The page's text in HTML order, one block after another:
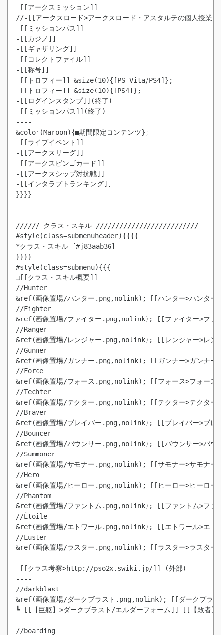
-[[アークスミッション]]
-[[ミッションパス]]
-[[カジノ]]
-[[ギャザリング]]
-[[コレクトファイル]]
-[[トロフィー]] &size(10){[PS Vita/PS4]};
-[[トロフィー]] &size(10){[PS4]};
-[[ログインスタンプ]](終了)
-[[ミッションパス]](終了)
----
&color(Maroon){■期間限定コンテンツ};
-[[ライブイベント]]
-[[アークスリーグ]]
-[[アークスビンゴカード]]
-[[アークスシップ対抗戦]]
-[[インタラプトランキング]]
}}}}
////// クラス・スキル //////////////////////////
#style(class=submenuheader){{{{
*クラス・スキル [#j83aab36]
}}}}
#style(class=submenu){{{
□[[クラス・スキル概要]]
//Hunter
&ref(画像置場/ハンター.png,nolink); [[ハンター>ハンタ
//Fighter
&ref(画像置場/ファイター.png,nolink); [[ファイター>フ
//Ranger
&ref(画像置場/レンジャー.png,nolink); [[レンジャー>レ
//Gunner
&ref(画像置場/ガンナー.png,nolink); [[ガンナー>ガンナ
//Force
&ref(画像置場/フォース.png,nolink); [[フォース>フォー
//Techter
&ref(画像置場/テクター.png,nolink); [[テクター>テクタ
//Braver
&ref(画像置場/ブレイバー.png,nolink); [[ブレイバー>ブ
//Bouncer
&ref(画像置場/バウンサー.png,nolink); [[バウンサー>バ
//Summoner
&ref(画像置場/サモナー.png,nolink); [[サモナー>サモナ
//Hero
&ref(画像置場/ヒーロー.png,nolink); [[ヒーロー>ヒーロ
//Phantom
&ref(画像置場/ファントム.png,nolink); [[ファントム>フ
//Étoile
&ref(画像置場/エトワール.png,nolink); [[エトワール>エ
//Luster
&ref(画像置場/ラスター.png,nolink); [[ラスター>ラスタ
-[[クラス考察>http://pso2x.swiki.jp/]] (外部)
----
//darkblast
&ref(画像置場/ダークブラスト.png,nolink); [[ダークブラ
┗ [[【巨躯】>ダークブラスト/エルダーフォーム]] [[【敗者
----
//boarding